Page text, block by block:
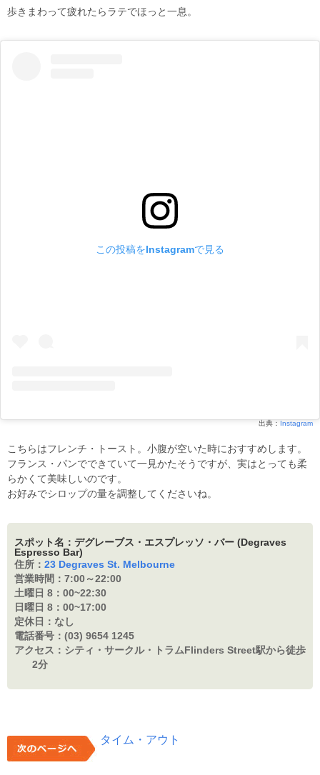
歩きまわって疲れたらラテでほっと一息。
この投稿をInstagramで見る
出典： Instagram
こちらはフレンチ・トースト。小腹が空いた時におすすめします。
フランス・パンでできていて一見かたそうですが、実はとっても柔
らかくて美味しいのです。
お好みでシロップの量を調整してくださいね。
スポット名：デグレーブス・エスプレッソ・バー (Degraves
Espresso Bar)
住所： 23 Degraves St. Melbourne
営業時間： 7:00～22:00
土曜日 8： 00~22:30
日曜日 8： 00~17:00
定休日： なし
電話番号： (03) 9654 1245
アクセス： シティ・サークル・トラムFlinders Street駅から徒歩
2分
タイム・アウト